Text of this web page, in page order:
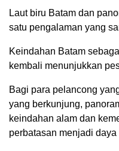
Laut biru Batam dan
satu pengalaman yang
Keindahan Batam
kembali menunjukkan
Bagi para pelancong
yang berkunjung,
keindahan alam dan
perbatasan menjadi